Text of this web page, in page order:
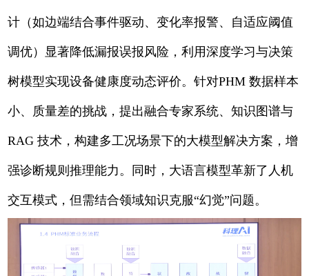
计（如边端结合事件驱动、变化率报警、自适应阈值
调优）显著降低漏报误报风险，利用深度学习与决策
树模型实现设备健康度动态评价。针对PHM 数据样本
小、质量差的挑战，提出融合专家系统、知识图谱与
RAG 技术，构建多工况场景下的大模型解决方案，增
强诊断规则推理能力。同时，大语言模型革新了人机
交互模式，但需结合领域知识克服“幻觉”问题。